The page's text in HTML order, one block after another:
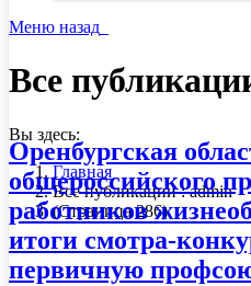
Меню назад
Все
Вы здесь:
Главная
Все публикации : admin
(Страница 286)
Оренбургская
общероссийского
работников
итоги смотра-
первичную